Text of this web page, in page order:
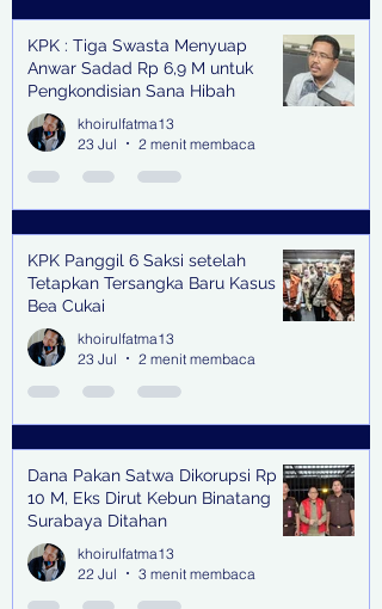
KPK : Tiga Swasta Menyuap
Anwar Sadad Rp 6,9 M untuk
Pengkondisian Sana Hibah
khoirulfatma13
23 Jul
2 menit membaca
KPK Panggil 6 Saksi setelah
Tetapkan Tersangka Baru Kasus
Bea Cukai
khoirulfatma13
23 Jul
2 menit membaca
Dana Pakan Satwa Dikorupsi Rp
10 M, Eks Dirut Kebun Binatang
Surabaya Ditahan
khoirulfatma13
22 Jul
3 menit membaca